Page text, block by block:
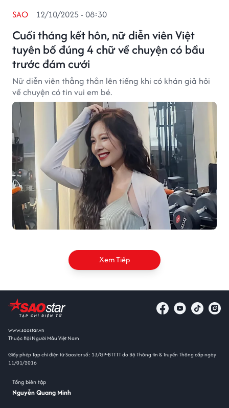
Cuối tháng kết hôn, nữ diễn viên Việt
tuyên bố đúng 4 chữ về chuyện có bầu
trước đám cưới
SAO 12/10/2025 - 08:30
Nữ diễn viên thẳng thắn lên tiếng khi có khán giả hỏi
về chuyện có tin vui em bé.
Xem Tiếp
www.saostar.vn
Thuộc Hội Người Mẫu Việt Nam
Giấy phép Tạp chí điện tử Saostar số: 13/GP-BTTTT do Bộ Thông tin & Truyền Thông cấp ngày
11/01/2016
Tổng biên tập
Nguyễn Quang Minh